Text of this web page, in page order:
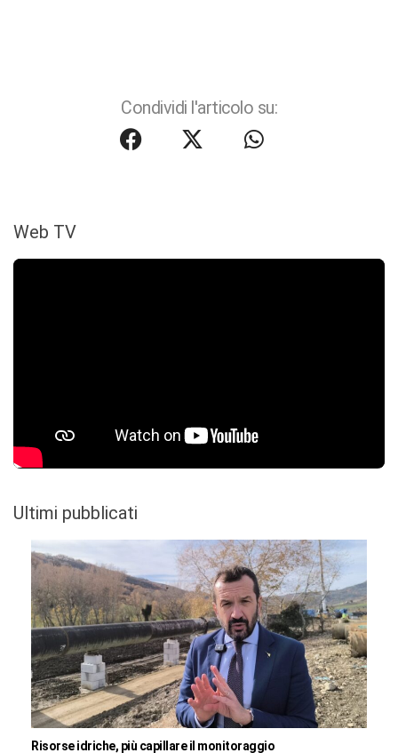
Condividi l'articolo su:
Web TV
Ultimi pubblicati
Risorse idriche, più capillare il monitoraggio